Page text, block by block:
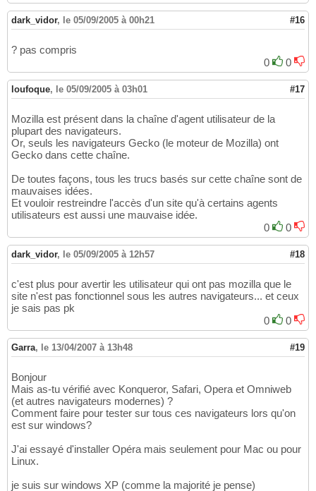
dark_vidor, le 05/09/2005 à 00h21 #16
? pas compris
0
0
loufoque, le 05/09/2005 à 03h01 #17
Mozilla est présent dans la chaîne d'agent utilisateur de la
plupart des navigateurs.
Or, seuls les navigateurs Gecko (le moteur de Mozilla) ont
Gecko dans cette chaîne.
De toutes façons, tous les trucs basés sur cette chaîne sont de
mauvaises idées.
Et vouloir restreindre l'accès d'un site qu'à certains agents
utilisateurs est aussi une mauvaise idée.
0
0
dark_vidor, le 05/09/2005 à 12h57 #18
c'est plus pour avertir les utilisateur qui ont pas mozilla que le
site n'est pas fonctionnel sous les autres navigateurs... et ceux
je sais pas pk
0
0
Garra, le 13/04/2007 à 13h48 #19
Bonjour
Mais as-tu vérifié avec Konqueror, Safari, Opera et Omniweb
(et autres navigateurs modernes) ?
Comment faire pour tester sur tous ces navigateurs lors qu'on
est sur windows?
J'ai essayé d'installer Opéra mais seulement pour Mac ou pour
Linux.
je suis sur windows XP (comme la majorité je pense)